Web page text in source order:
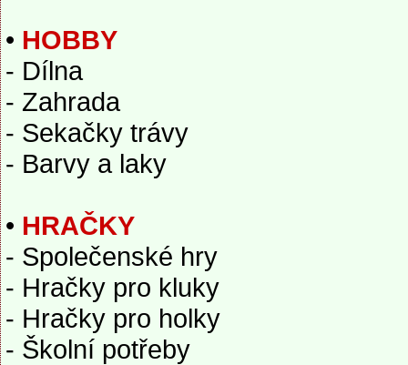
• HOBBY
- Dílna
- Zahrada
- Sekačky trávy
- Barvy a laky
• HRAČKY
- Společenské hry
- Hračky pro kluky
- Hračky pro holky
- Školní potřeby